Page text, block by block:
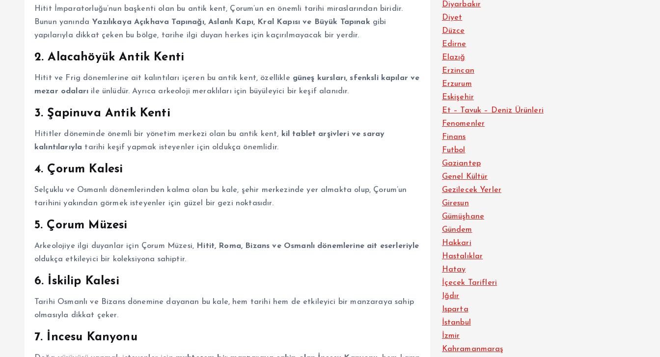
Hitit İmparatorluğu’nun başkenti olan bu antik kent, Çorum’un en önemli tarihi miraslarından biridir.
Bunun yanında Yazılıkaya Açıkhava Tapınağı, Aslanlı Kapı, Kral Kapısı ve Büyük Tapınak gibi
yapılarıyla dikkat çeken bu bölge, tarihe ilgi duyan herkes için kaçırılmayacak bir yerdir.
2. Alacahöyük Antik Kenti
Hitit ve Frig dönemlerine ait kalıntıları içeren bu antik kent, özellikle güneş kursları, sfenksli kapılar ve
mezar odaları ile ünlüdür. Ayrıca arkeoloji meraklıları için büyüleyici bir keşif alanıdır.
3. Şapinuva Antik Kenti
Hititler döneminde önemli bir yönetim merkezi olan bu antik kent, kil tablet arşivleri ve saray
kalıntılarıyla tarihi keşif yapmak isteyenler için oldukça önemlidir.
4. Çorum Kalesi
Selçuklu ve Osmanlı dönemlerinden kalma olan bu kale, şehir merkezinde yer almakta olup, Çorum’un
tarihini yakından görmek isteyenler için güzel bir gezi noktasıdır.
5. Çorum Müzesi
Arkeolojiye ilgi duyanlar için Çorum Müzesi, Hitit, Roma, Bizans ve Osmanlı dönemlerine ait eserleriyle
oldukça etkileyici bir koleksiyona sahiptir.
6. İskilip Kalesi
Tarihi Osmanlı ve Bizans dönemine dayanan bu kale, hem tarihi hem de etkileyici bir manzaraya sahip
olmasıyla dikkat çeker.
7. İncesu Kanyonu
Diyarbakır
Diyet
Düzce
Edirne
Elazığ
Erzincan
Erzurum
Eskişehir
Et – Tavuk – Deniz Ürünleri
Fenomenler
Finans
Futbol
Gaziantep
Genel Kültür
Gezilecek Yerler
Giresun
Gümüşhane
Gündem
Hakkari
Hastalıklar
Hatay
İçecek Tarifleri
Iğdır
Isparta
İstanbul
İzmir
Kahramanmaraş